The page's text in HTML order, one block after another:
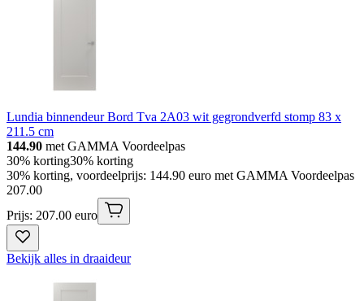
Lundia binnendeur Bord Tva 2A03 wit gegrondverfd stomp 83 x
211.5 cm
144.90 met GAMMA Voordeelpas
30% korting30% korting
30% korting, voordeelprijs: 144.90 euro met GAMMA Voordeelpas
207.00
Prijs: 207.00 euro
Bekijk alles in draaideur